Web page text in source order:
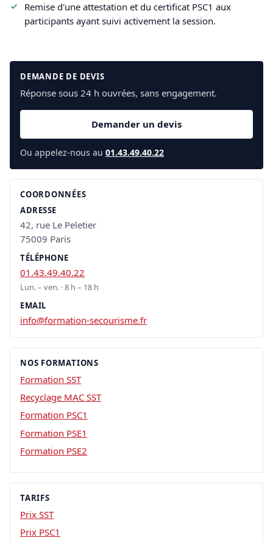
Remise d'une attestation et du certificat PSC1 aux
participants ayant suivi activement la session.
DEMANDE DE DEVIS
Réponse sous 24 h ouvrées, sans engagement.
Demander un devis
Ou appelez-nous au 01.43.49.40.22
COORDONNÉES
ADRESSE
42, rue Le Peletier
75009 Paris
TÉLÉPHONE
01.43.49.40.22
Lun. – ven. · 8 h – 18 h
EMAIL
info@formation-secourisme.fr
NOS FORMATIONS
Formation SST
Recyclage MAC SST
Formation PSC1
Formation PSE1
Formation PSE2
TARIFS
Prix SST
Prix PSC1